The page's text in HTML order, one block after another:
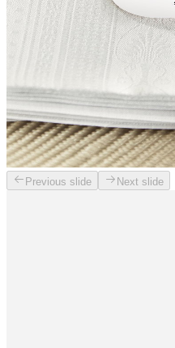
Previous slide Next slide